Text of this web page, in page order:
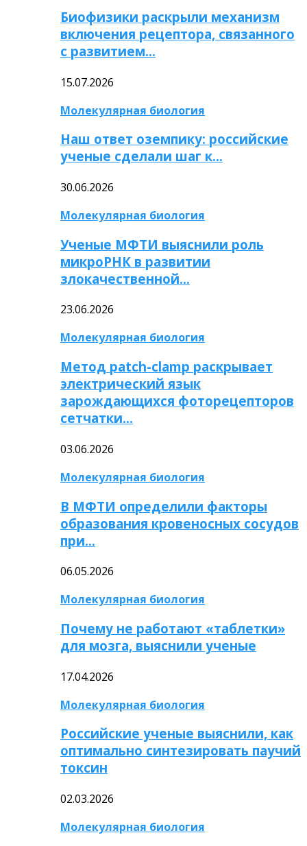
Биофизики раскрыли механизм
включения рецептора, связанного
с развитием…
15.07.2026
Молекулярная биология
Наш ответ оземпику: российские
ученые сделали шаг к…
30.06.2026
Молекулярная биология
Ученые МФТИ выяснили роль
микроРНК в развитии
злокачественной…
23.06.2026
Молекулярная биология
Метод patch-clamp раскрывает
электрический язык
зарождающихся фоторецепторов
сетчатки…
03.06.2026
Молекулярная биология
В МФТИ определили факторы
образования кровеносных сосудов
при…
06.05.2026
Молекулярная биология
Почему не работают «таблетки»
для мозга, выяснили ученые
17.04.2026
Молекулярная биология
Российские ученые выяснили, как
оптимально синтезировать паучий
токсин
02.03.2026
Молекулярная биология